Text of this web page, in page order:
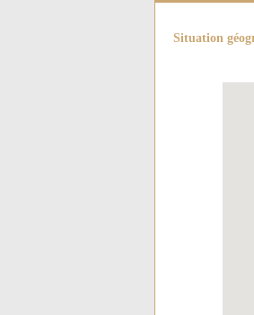
Situation